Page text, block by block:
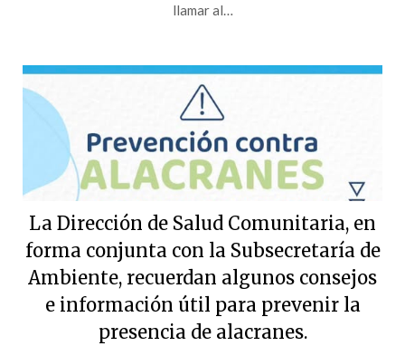
llamar al…
La Dirección de Salud Comunitaria, en
forma conjunta con la Subsecretaría de
Ambiente, recuerdan algunos consejos
e información útil para prevenir la
presencia de alacranes.